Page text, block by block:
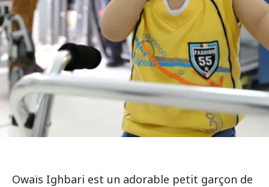
Owaïs Ighbari est un adorable petit garçon de